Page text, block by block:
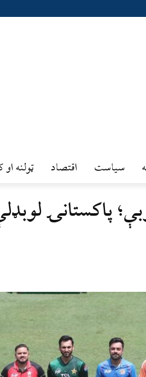
سیاست اقتصاد ټولنه
پاکستانۍ